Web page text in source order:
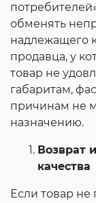
обменять
надлежащего
продавца, у
товар не
габаритам,
причинам не
назначению.
Возврат
качества
Если товар